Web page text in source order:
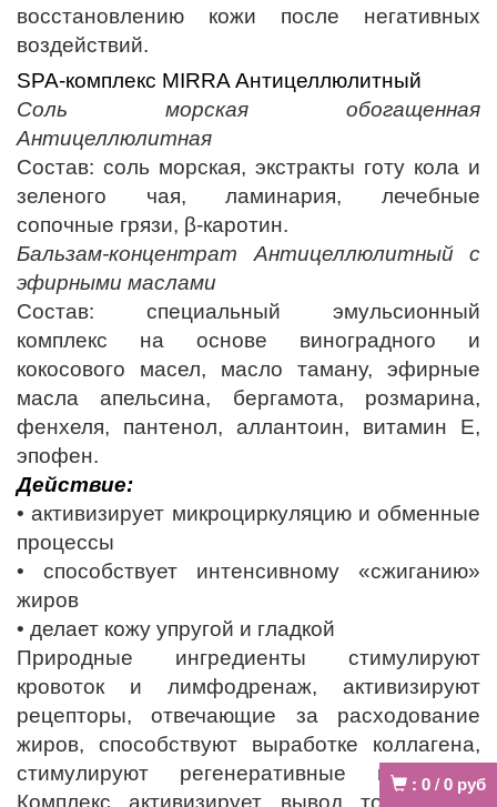
: 0/0 руб
восстановлению кожи после негативных
воздействий.
SPA-комплекс MIRRA Антицеллюлитный
Соль морская обогащенная
Антицеллюлитная
Состав: соль морская, экстракты готу кола и
зеленого чая, ламинария, лечебные
сопочные грязи, β-каротин.
Бальзам-концентрат Антицеллюлитный с
эфирными маслами
Состав: специальный эмульсионный
комплекс на основе виноградного и
кокосового масел, масло таману, эфирные
масла апельсина, бергамота, розмарина,
фенхеля, пантенол, аллантоин, витамин Е,
эпофен.
Действие:
• активизирует микроциркуляцию и обменные
процессы
• способствует интенсивному «сжиганию»
жиров
• делает кожу упругой и гладкой
Природные ингредиенты стимулируют
кровоток и лимфодренаж, активизируют
рецепторы, отвечающие за расходование
жиров, способствуют выработке коллагена,
стимулируют регенеративные процессы.
Комплекс активизирует вывод токсинов и